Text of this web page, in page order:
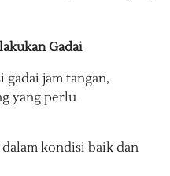
Gadai
gadai jam tangan,
yang perlu
kondisi baik dan